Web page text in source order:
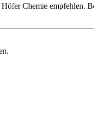
Chemie empfehlen.